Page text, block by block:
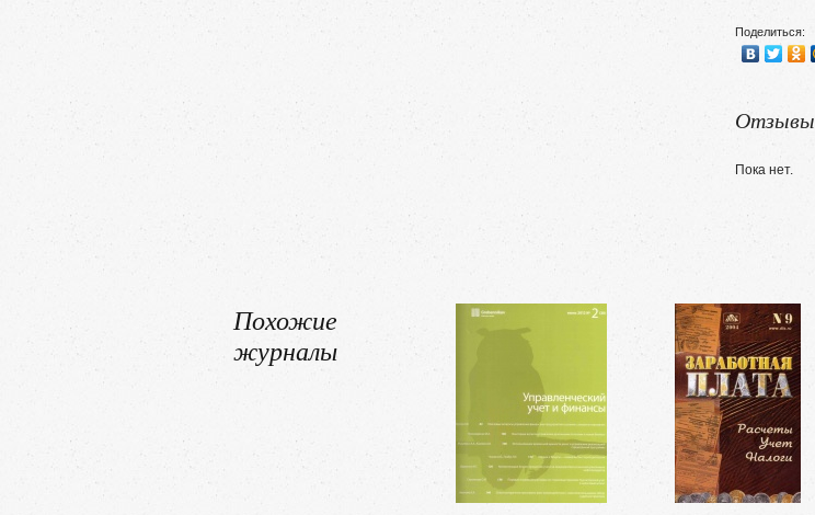
Поделиться:
Отзывы
Пока нет.
Похожие
журналы